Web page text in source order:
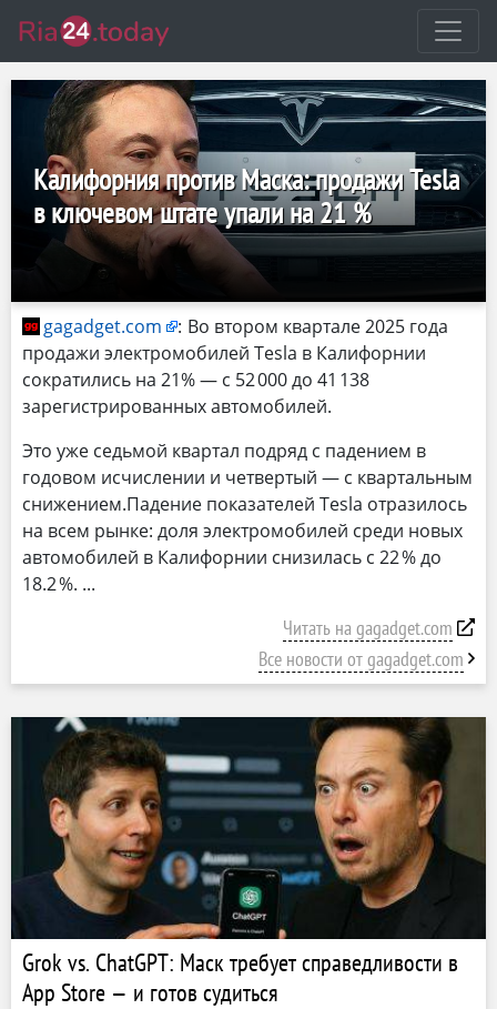
Калифорния против Маска: продажи Tesla
в ключевом штате упали на 21 %
gagadget.com : Во втором квартале 2025 года
продажи электромобилей Tesla в Калифорнии
сократились на 21% — с 52 000 до 41 138
зарегистрированных автомобилей.
Это уже седьмой квартал подряд с падением в
годовом исчислении и четвертый — с квартальным
снижением.Падение показателей Tesla отразилось
на всем рынке: доля электромобилей среди новых
автомобилей в Калифорнии снизилась с 22 % до
18.2 %.
Читать на gagadget.com
Все новости от gagadget.com
Grok vs. ChatGPT: Маск требует справедливости в
App Store — и готов судиться